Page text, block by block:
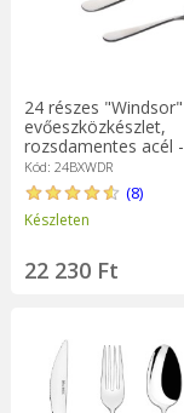
24 részes "Windsor"
evőeszközkészlet,
rozsdamentes acél -
Grunwerg
Kód: 24BXWDR
(8)
Készleten
22 230 Ft